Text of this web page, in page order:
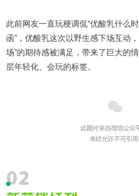
此前网友一直玩梗调侃“优酸乳什么
函”，优酸乳这次以野生感下场互动
场”的期待感被满足，带来了巨大的
层年轻化、会玩的标签。